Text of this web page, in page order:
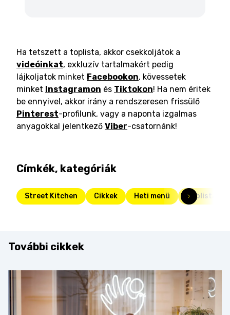
Ha tetszett a toplista, akkor csekkoljátok a
videóinkat, exkluzív tartalmakért pedig
lájkoljatok minket Facebookon, kövessetek
minket Instagramon és Tiktokon! Ha nem éritek
be ennyivel, akkor irány a rendszeresen frissülő
Pinterest-profilunk, vagy a naponta izgalmas
anyagokkal jelentkező Viber-csatornánk!
Címkék, kategóriák
Street Kitchen Cikkek Heti menü Toplista
További cikkek